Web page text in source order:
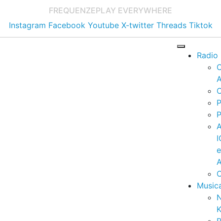
FREQUENZEPLAY EVERYWHERE
Instagram Facebook Youtube X-twitter Threads Tiktok
Radio
e